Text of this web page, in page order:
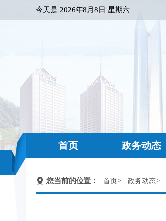
今天是 2026年8月8日 星期六
首页 政务动态
您当前的位置： 首页> 政务动态>